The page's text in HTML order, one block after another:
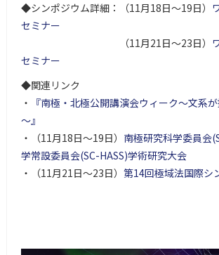
◆シンポジウム詳細：（11月18日～19日）
セミナー
（11月21日～23日）
セミナー
◆関連リンク
・
『南極・北極公開講演会ウィーク～文系
～』
・（11月18日～19日） 南極研究科学委員会
学常設委員会(SC-HASS)学術研究大会
・（11月21日～23日） 第14回極域法国際シ